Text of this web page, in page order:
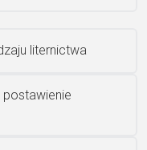
liternictwa